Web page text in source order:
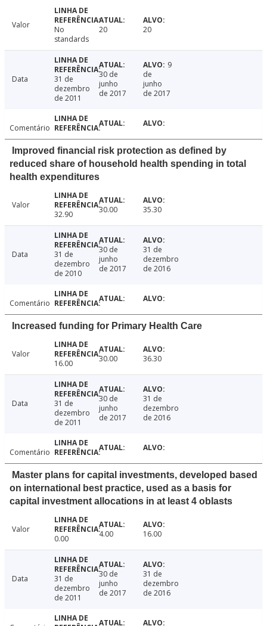
Valor
No
standards
20 20
Data
31 de
dezembro
de 2011
30 de
junho
de 2017
9
de
junho
de 2017
Comentário
Improved financial risk protection as defined by
reduced share of household health spending in total
health expenditures
Valor
32.90
30.00 35.30
Data
31 de
dezembro
de 2010
30 de
junho
de 2017
31 de
dezembro
de 2016
Comentário
Increased funding for Primary Health Care
Valor
16.00
30.00 36.30
Data
31 de
dezembro
de 2011
30 de
junho
de 2017
31 de
dezembro
de 2016
Comentário
Master plans for capital investments, developed based
on international best practice, used as a basis for
capital investment allocations in at least 4 oblasts
Valor
0.00
4.00 16.00
Data
31 de
dezembro
de 2011
30 de
junho
de 2017
31 de
dezembro
de 2016